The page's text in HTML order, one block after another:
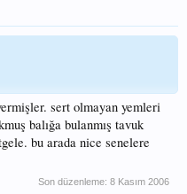
sert olmayan yemleri
balığa bulanmış tavuk
bu arada nice senelere
Son düzenleme: 8 Kasım 2006